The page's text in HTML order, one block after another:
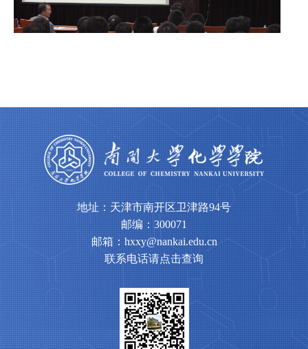
地址：天津市南开区卫津路94号
邮编：300071
邮箱：hxxy@nankai.edu.cn
联系电话请点击查询